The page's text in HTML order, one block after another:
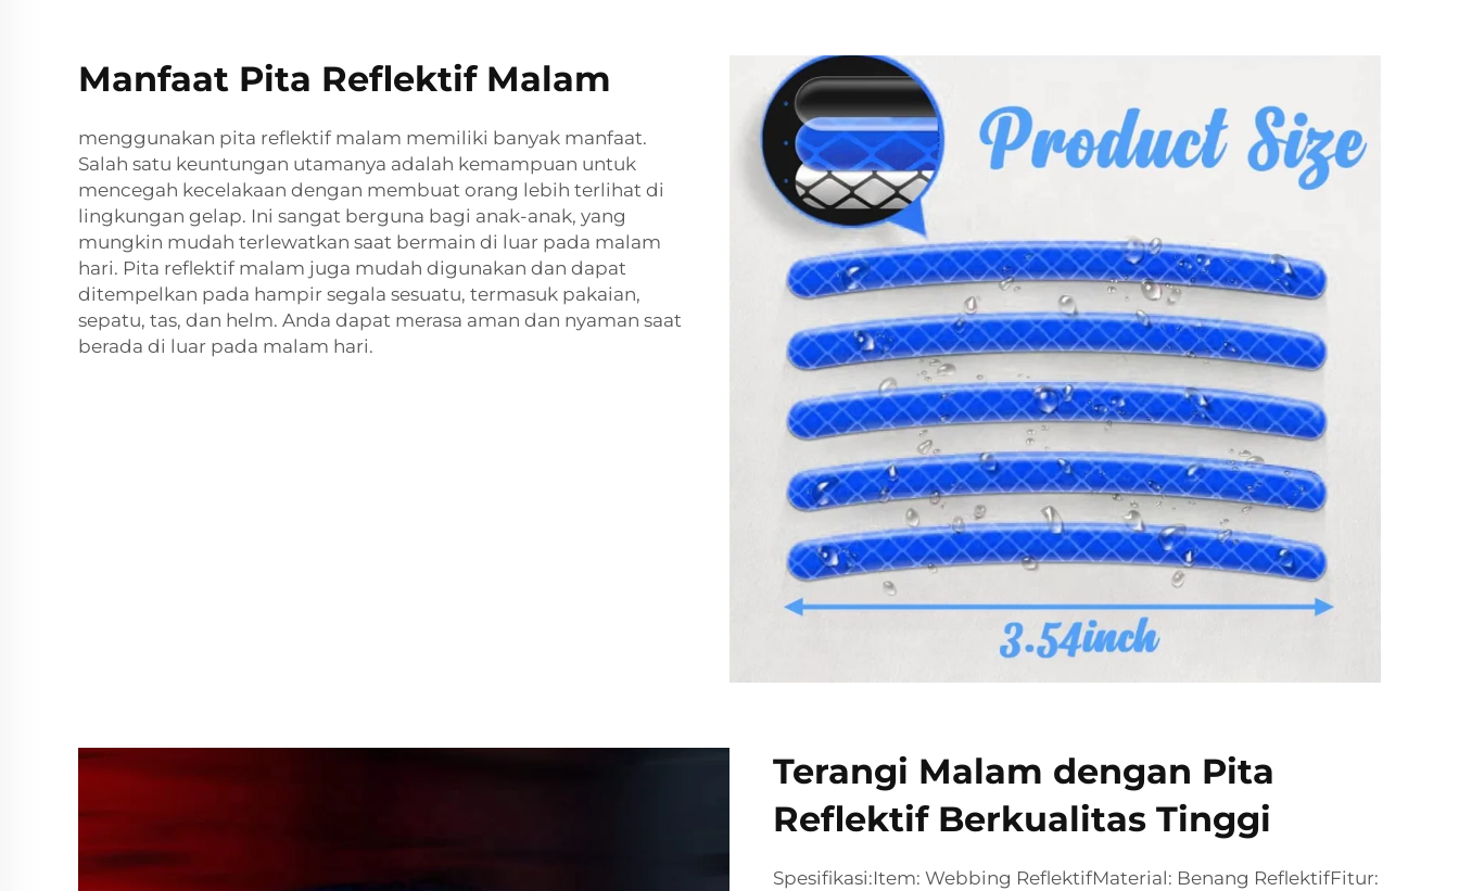
Manfaat Pita Reflektif Malam
menggunakan pita reflektif malam memiliki banyak manfaat.
Salah satu keuntungan utamanya adalah kemampuan untuk
mencegah kecelakaan dengan membuat orang lebih terlihat di
lingkungan gelap. Ini sangat berguna bagi anak-anak, yang
mungkin mudah terlewatkan saat bermain di luar pada malam
hari. Pita reflektif malam juga mudah digunakan dan dapat
ditempelkan pada hampir segala sesuatu, termasuk pakaian,
sepatu, tas, dan helm. Anda dapat merasa aman dan nyaman saat
berada di luar pada malam hari.
Terangi Malam dengan Pita
Reflektif Berkualitas Tinggi
Spesifikasi:Item: Webbing ReflektifMaterial: Benang ReflektifFitur: